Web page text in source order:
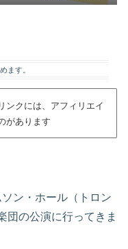
ます。
ンクには、アフィリエイ
があります
ン・ホール（トロン
団の公演に行ってきま